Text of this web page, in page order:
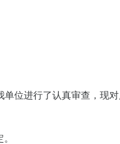
单位进行了认真审查，现